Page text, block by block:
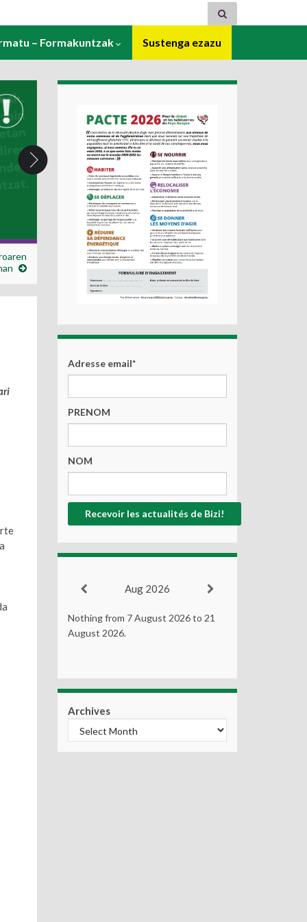
– Formakuntzak Sustenga ezazu
Adresse email*
PRENOM
NOM
Aug 2026
Nothing from 7 August 2026 to 21
August 2026.
Archives